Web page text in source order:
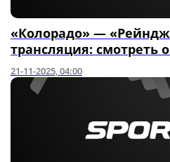
«Колорадо» —
трансляция: смотреть
21-11-2025, 04:00